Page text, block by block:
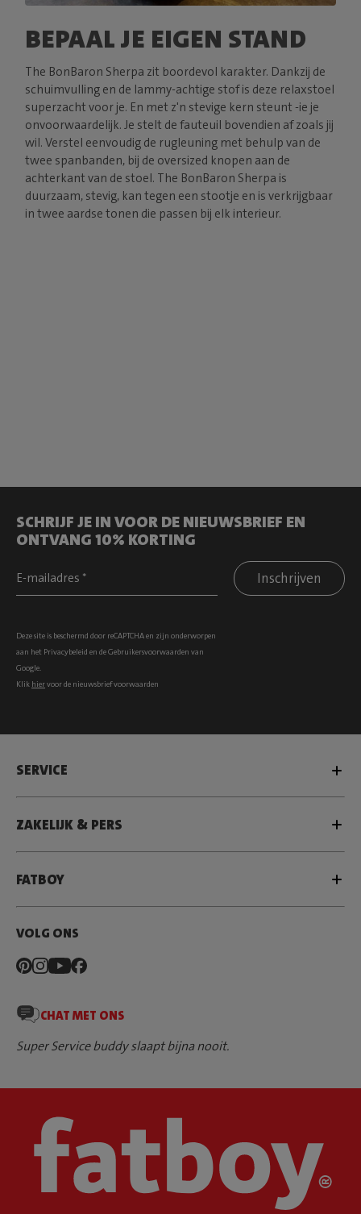
BEPAAL JE EIGEN STAND
The BonBaron Sherpa zit boordevol karakter. Dankzij de
schuimvulling en de lammy-achtige stof is deze relaxstoel
superzacht voor je. En met z'n stevige kern steunt -ie je
onvoorwaardelijk. Je stelt de fauteuil bovendien af zoals jij
wil. Verstel eenvoudig de rugleuning met behulp van de
twee spanbanden, bij de oversized knopen aan de
achterkant van de stoel. The BonBaron Sherpa is
duurzaam, stevig, kan tegen een stootje en is verkrijgbaar
in twee aardse tonen die passen bij elk interieur.
SCHRIJF JE IN VOOR DE NIEUWSBRIEF EN
ONTVANG 10% KORTING
Inschrijven
Deze site is beschermd door reCAPTCHA en zijn onderworpen
aan het Privacybeleid en deGebruikersvoorwaarden van
Google.
Klik hiervoor de nieuwsbrief voorwaarden
SERVICE
ZAKELIJK & PERS
FATBOY
VOLG ONS
CHAT MET ONS
Super Service buddy slaapt bijna nooit.